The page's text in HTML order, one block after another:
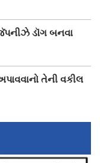
ડૉગ બનવા
તેની વકીલ